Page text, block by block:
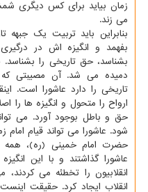
زمان بیاید برای کس دیگری
می زند.
بنابراین باید تربیت یک جبهه
بفهمد و انگیزه اش در درگیری
بشناسد، حق تاریخی را بشناسد.
دمیده می شد. آن مصیبتی
تاریخی را دارد عاشورا است.
ارواح را متحول و انگیزه ها را
حق و باطل بوجود آورد. می
شود. عاشورا می تواند قیام امام
حضرت امام خمینی (ره)، همه
عاشورا گذاشتند و با این
انقلابیون را تخطئه می
انقلاب ایجاد کرد. حقیقت